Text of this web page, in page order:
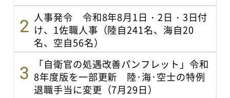
人事発令 令和8年8月1日・2日・3日付
け、1佐職人事（陸自241名、海自20
名、空自56名）
「自衛官の処遇改善パンフレット」令和
8年度版を一部更新 陸･海･空士の特例
退職手当に変更（7月29日）